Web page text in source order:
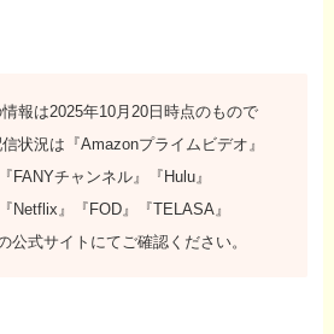
報は2025年10月20日時点のもので
状況は『Amazonプライムビデオ』
FANYチャンネル』『Hulu』
Netflix』『FOD』『TELASA』
公式サイトにてご確認ください。